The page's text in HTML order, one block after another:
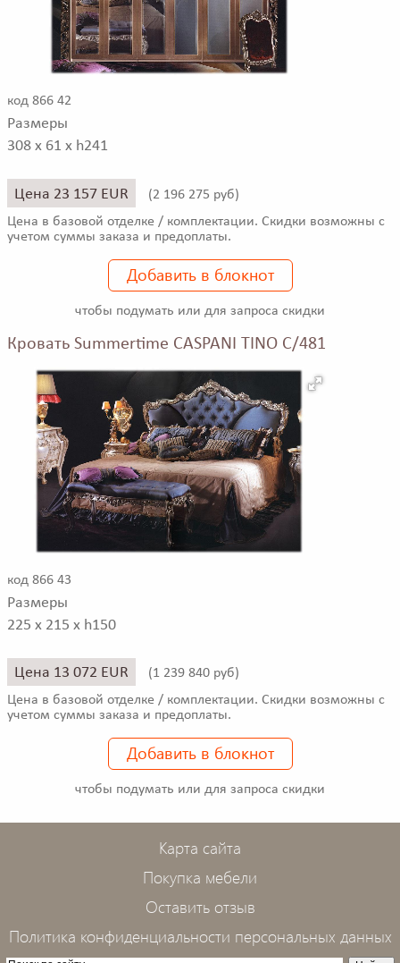
код 866 42
Размеры
308 x 61 x h241
Цена 23 157 EUR (2 196 275 руб)
Цена в базовой отделке / комплектации. Скидки возможны с
учетом суммы заказа и предоплаты.
Добавить в блокнот
чтобы подумать или для запроса скидки
Кровать Summertime CASPANI TINO C/481
код 866 43
Размеры
225 x 215 x h150
Цена 13 072 EUR (1 239 840 руб)
Цена в базовой отделке / комплектации. Скидки возможны с
учетом суммы заказа и предоплаты.
Добавить в блокнот
чтобы подумать или для запроса скидки
Карта сайта
Покупка мебели
Оставить отзыв
Политика конфиденциальности персональных данных